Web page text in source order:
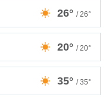
26° / 26°
20° / 20°
35° / 35°